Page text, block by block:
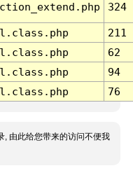
324
211
62
94
76
, 由此给您带来的访问不便我